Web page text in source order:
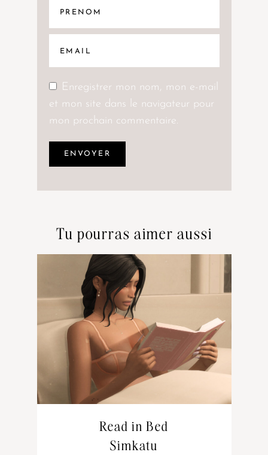
Enregistrer mon nom, mon e-mail
et mon site dans le navigateur pour
mon prochain commentaire.
Tu pourras aimer aussi
Read in Bed
Simkatu